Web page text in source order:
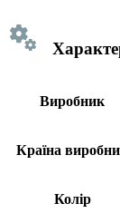
Виробник
Країна
Колір